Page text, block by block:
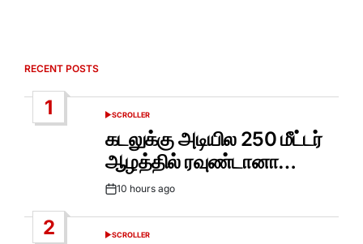
RECENT POSTS
1
POSTED
SCROLLER
கடலுக்கு அடியில 250 மீட்டர்
ஆழத்தில் ரவுண்டானா…
Post10 hours ago
2
POSTED
SCROLLER